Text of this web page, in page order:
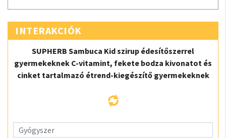
INTERAKCIÓK
SUPHERB Sambuca Kid szirup édesítőszerrel
gyermekeknek C-vitamint, fekete bodza kivonatot és
cinket tartalmazó étrend-kiegészítő gyermekeknek